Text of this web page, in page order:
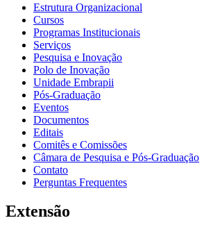
Estrutura Organizacional
Cursos
Programas Institucionais
Serviços
Pesquisa e Inovação
Polo de Inovação
Unidade Embrapii
Pós-Graduação
Eventos
Documentos
Editais
Comitês e Comissões
Câmara de Pesquisa e Pós-Graduação
Contato
Perguntas Frequentes
Extensão